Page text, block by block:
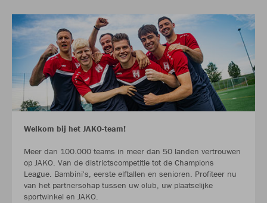
Welkom bij het JAKO-team!
Meer dan 100.000 teams in meer dan 50 landen vertrouwen
op JAKO. Van de districtscompetitie tot de Champions
League. Bambini's, eerste elftallen en senioren. Profiteer nu
van het partnerschap tussen uw club, uw plaatselijke
sportwinkel en JAKO.